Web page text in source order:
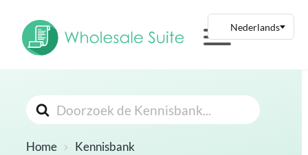
Zoeken
Naar
Home
Kennisbank